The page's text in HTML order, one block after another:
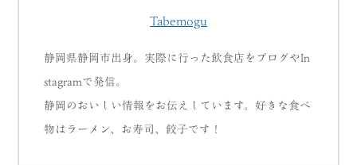
Tabemogu
静岡県静岡市出身。実際に行った飲食店をブログやIn
stagramで発信。
静岡のおいしい情報をお伝えしています。好きな食べ
物はラーメン、お寿司、餃子です！